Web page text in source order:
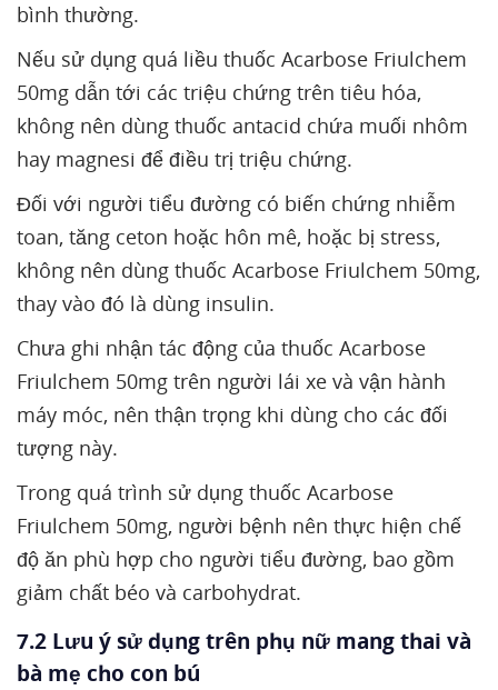
bình thường.
Nếu sử dụng quá liều thuốc Acarbose Friulchem
50mg dẫn tới các triệu chứng trên tiêu hóa,
không nên dùng thuốc antacid chứa muối nhôm
hay magnesi để điều trị triệu chứng.
Đối với người tiểu đường có biến chứng nhiễm
toan, tăng ceton hoặc hôn mê, hoặc bị stress,
không nên dùng thuốc Acarbose Friulchem 50mg,
thay vào đó là dùng insulin.
Chưa ghi nhận tác động của thuốc Acarbose
Friulchem 50mg trên người lái xe và vận hành
máy móc, nên thận trọng khi dùng cho các đối
tượng này.
Trong quá trình sử dụng thuốc Acarbose
Friulchem 50mg, người bệnh nên thực hiện chế
độ ăn phù hợp cho người tiểu đường, bao gồm
giảm chất béo và carbohydrat.
7.2 Lưu ý sử dụng trên phụ nữ mang thai và
bà mẹ cho con bú